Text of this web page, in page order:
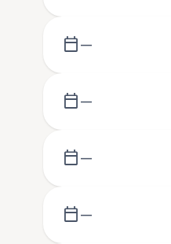
calendar_today —
calendar_today —
calendar_today —
calendar_today —